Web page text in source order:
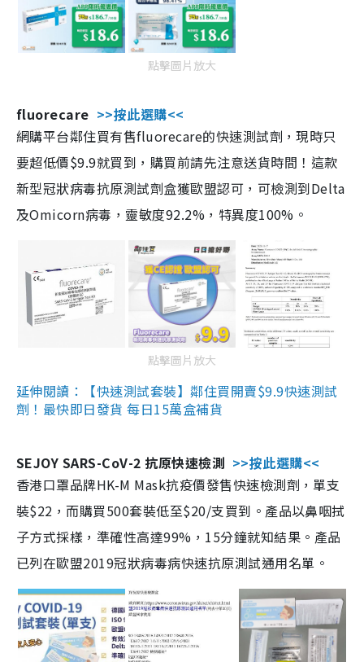
點擊圖片放大
fluorecare >>按此選購<<
網購平台鄰住買有售fluorecare的快速測試劑，現時只
要超低價$9.9就買到，購買前請先注意送貨時間！這款
新型冠狀病毒抗原測試劑盒獲歐盟認可，可檢測到Delta
及Omicorn病毒，靈敏度92.2%，特異度100%。
點擊圖片放大
延伸閱讀：【快速測試套裝】鄰住買開賣$9.9快速測試
劑！最快即日發貨 每日15萬盒補貨
SEJOY SARS-CoV-2 抗原快速檢測 >>按此選購<<
香港口罩品牌HK-M Mask抗疫價發售快速檢測劑，單支
裝$22，而購買500套裝低至$20/支買到。產品以鼻咽拭
子方式採樣，準確性高達99%，15分鐘就知結果。產品
已列在歐盟2019冠狀病毒病快速抗原測試通用名單。